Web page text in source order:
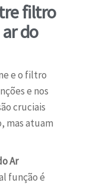
filtro
do
e o filtro
e nos
cruciais
mas atuam
Ar
função é